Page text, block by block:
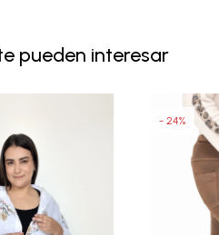
pueden interesar
24